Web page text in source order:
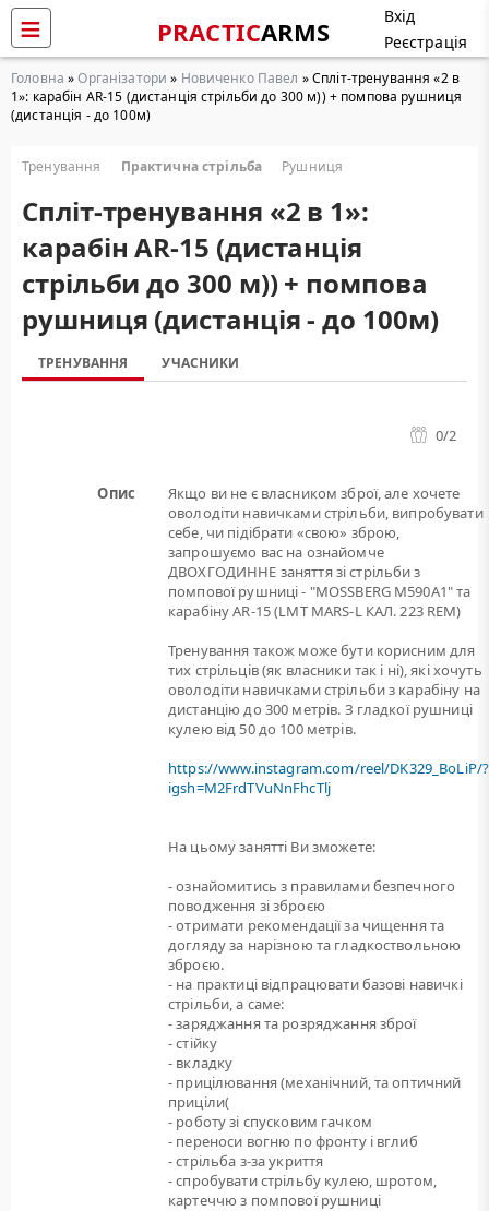
PRACTICARMS
Вхід
Реєстрація
Головна »Організатори » Новиченко Павел » Cпліт-тренування «2 в
1»: карабін AR-15 (дистанція стрільби до 300 м)) + помпова рушниця
(дистанція - до 100м)
Тренування Практична стрільба Рушниця
Cпліт-тренування «2 в 1»:
карабін AR-15 (дистанція
стрільби до 300 м)) + помпова
рушниця (дистанція - до 100м)
ТРЕНУВАННЯ УЧАСНИКИ
0/2
Опис
Якщо ви не є власником зброї, але хочете
оволодіти навичками стрільби, випробувати
себе, чи підібрати «свою» зброю,
запрошуємо вас на ознайомче
ДВОХГОДИННЕ заняття зі стрільби з
помпової рушниці - "MOSSBERG M590A1" та
карабіну AR-15 (LMT MARS-L КАЛ. 223 REM)
Тренування також може бути корисним для
тих стрільців (як власники так і ні), які хочуть
оволодіти навичками стрільби з карабіну на
дистанцію до 300 метрів. З гладкої рушниці
кулею від 50 до 100 метрів.
https://www.instagram.com/reel/DK329_BoLiP/?
igsh=M2FrdTVuNnFhcTlj
На цьому занятті Ви зможете:
- ознайомитись з правилами безпечного
поводження зі зброєю
- отримати рекомендації за чищення та
догляду за нарізною та гладкоствольною
зброєю.
- на практиці відпрацювати базові навичкі
стрільби, а саме:
- заряджання та розряджання зброї
- стійку
- вкладку
- прицілювання (механічний, та оптичний
приціли(
- роботу зі спусковим гачком
- переноси вогню по фронту і вглиб
- стрільба з-за укриття
- спробувати стрільбу кулею, шротом,
картеччю з помпової рушниці